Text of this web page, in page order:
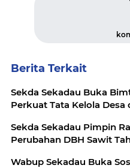
Berita Terkait
Sekda Sekadau Buka
Perkuat Tata Kelola Desa
Sekda Sekadau Pimpin
Perubahan DBH Sawit
Wabup Sekadau Buka